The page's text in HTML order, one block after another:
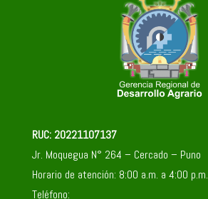
RUC: 20221107137
Jr. Moquegua N° 264 – Cercado – Puno
Horario de atención: 8:00 a.m. a 4:00 p.m.
Teléfono: